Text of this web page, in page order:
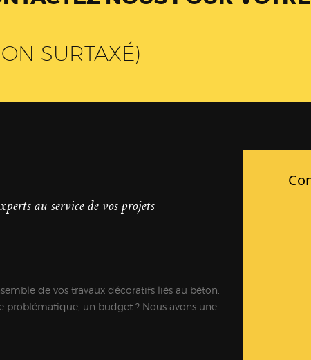
SURTAXÉ)
au service de vos projets
de vos travaux décoratifs liés au béton.
problématique, un budget ? Nous avons une